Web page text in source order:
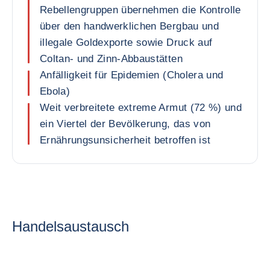
Rebellengruppen übernehmen die Kontrolle
über den handwerklichen Bergbau und
illegale Goldexporte sowie Druck auf
Coltan- und Zinn-Abbaustätten
Anfälligkeit für Epidemien (Cholera und
Ebola)
Weit verbreitete extreme Armut (72 %) und
ein Viertel der Bevölkerung, das von
Ernährungsunsicherheit betroffen ist
Handelsaustausch